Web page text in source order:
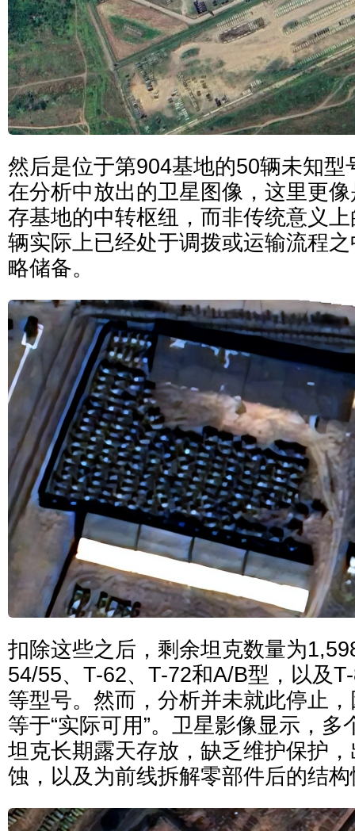
然后是位于第904基地的50辆未知型
在分析中放出的卫星图像，这里更
存基地的中转枢纽，而非传统意义
辆实际上已经处于调拨或运输流程
略储备。
扣除这些之后，剩余坦克数量为
54/55、T-62、T-72和A/B型，以及
等型号。然而，分析并未就此停止，
等于“实际可用”。卫星影像显示，
坦克长期露天存放，缺乏维护保护
蚀，以及为前线拆解零部件后的结